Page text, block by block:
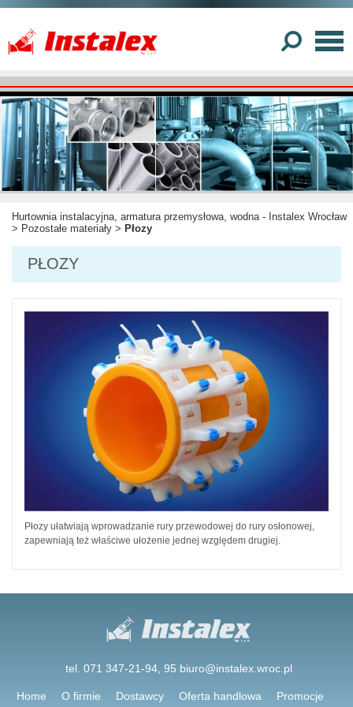
Hurtownia instalacyjna, armatura przemysłowa, wodna - Instalex Wrocław
> Pozostałe materiały > Płozy
PŁOZY
Płozy ułatwiają wprowadzanie rury przewodowej do rury osłonowej,
zapewniają też właściwe ułożenie jednej względem drugiej.
tel. 071 347-21-94, 95 biuro@instalex.wroc.pl
Home O firmie Dostawcy Oferta handlowa
Promocje